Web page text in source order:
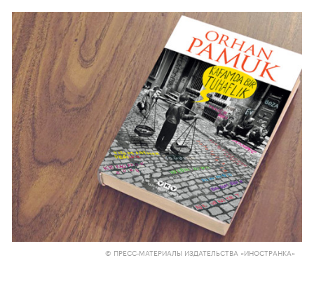
© ПРЕСС-МАТЕРИАЛЫ ИЗДАТЕЛЬСТВА «ИНОСТРАНКА»